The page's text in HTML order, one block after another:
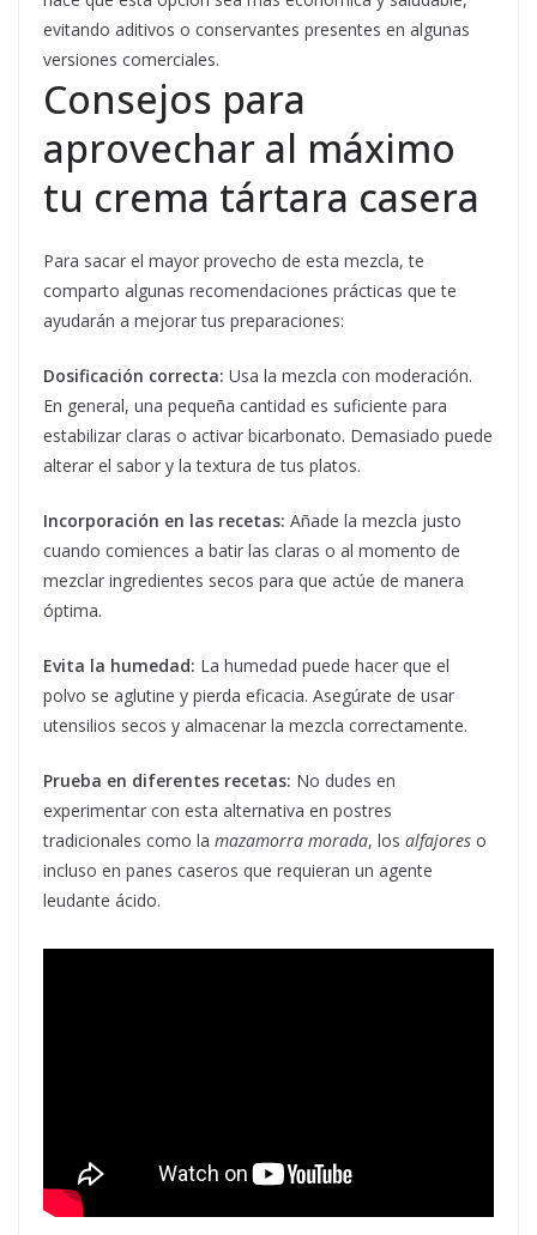
evitando aditivos o conservantes presentes en algunas
versiones comerciales.
Consejos para
aprovechar al máximo
tu crema tártara casera
Para sacar el mayor provecho de esta mezcla, te
comparto algunas recomendaciones prácticas que te
ayudarán a mejorar tus preparaciones:
Dosificación correcta: Usa la mezcla con moderación.
En general, una pequeña cantidad es suficiente para
estabilizar claras o activar bicarbonato. Demasiado puede
alterar el sabor y la textura de tus platos.
Incorporación en las recetas: Añade la mezcla justo
cuando comiences a batir las claras o al momento de
mezclar ingredientes secos para que actúe de manera
óptima.
Evita la humedad: La humedad puede hacer que el
polvo se aglutine y pierda eficacia. Asegúrate de usar
utensilios secos y almacenar la mezcla correctamente.
Prueba en diferentes recetas: No dudes en
experimentar con esta alternativa en postres
tradicionales como la mazamorra morada, los alfajores o
incluso en panes caseros que requieran un agente
leudante ácido.